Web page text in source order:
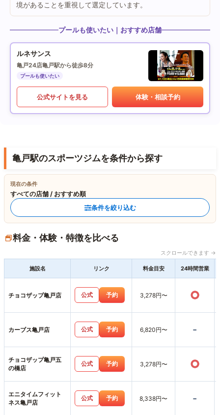
境があることを重視して選定しています。
プールも使いたい｜おすすめ店舗
ルネサンス
亀戸24店亀戸駅から徒歩8分
プールも使いたい
公式サイトを見る 体験・相談予約
亀戸駅のスポーツジムを条件から探す
現在の条件
すべての店舗 / おすすめ順
条件を絞り込む
料金・体験・特徴を比べる
スクロールできます →
施設名 リンク 料金目安 24時間営業
チョコザップ亀戸店 公式 予約 3,278円〜 ○
カーブス亀戸店 公式 予約 6,820円〜 -
チョコザップ亀戸五
の橋店
公式 予約 3,278円〜 ○
エニタイムフィット
ネス亀戸店
公式 予約 8,338円〜 -